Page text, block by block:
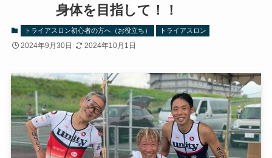
身体を目指して！！
トライアスロン初心者の方へ（お役立ち） トライアスロン
2024年9月30日 2024年10月1日